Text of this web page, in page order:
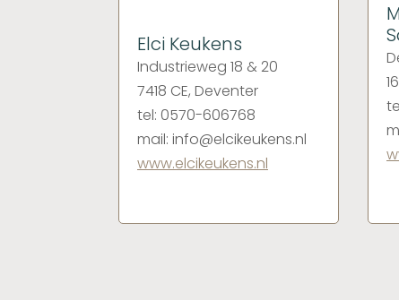
Elci Keukens
Industrieweg 18 & 20
7418 CE, Deventer
tel: 0570-606768
mail: info@elcikeukens.nl
www.elcikeukens.nl